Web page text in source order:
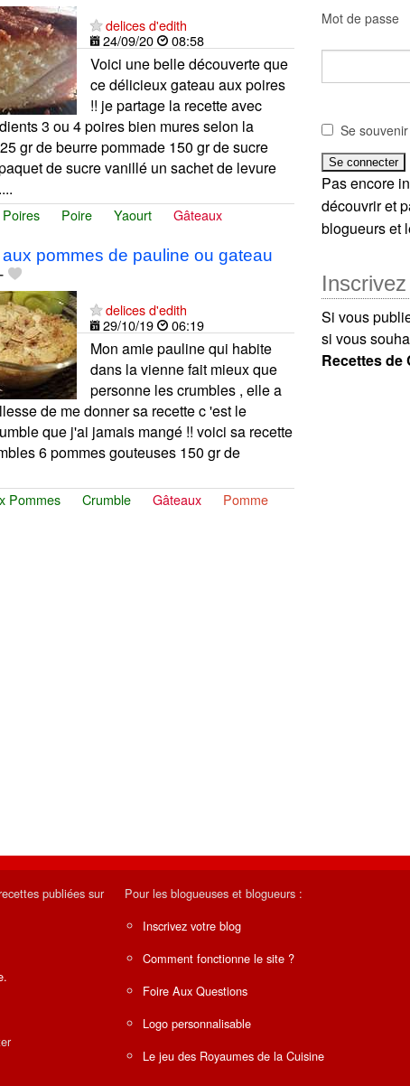
delices d'edith
24/09/20
08:58
Voici une belle découverte que
ce délicieux gateau aux poires
!! je partage la recette avec
3 ou 4 poires bien mures selon la
gr de beurre pommade 150 gr de sucre
de sucre vanillé un sachet de levure
Poire Yaourt Gâteaux
pommes de pauline ou gateau
delices d'edith
29/10/19
06:19
Mon amie pauline qui habite
dans la vienne fait mieux que
personne les crumbles , elle a
de me donner sa recette c 'est le
que j'ai jamais mangé !! voici sa recette
6 pommes gouteuses 150 gr de
Pommes Crumble Gâteaux Pomme
Mot de passe
Se
Pas encore
découvrir et
blogueurs et
Si vous
si vous
Recettes de
publiées sur
Pour les blogueuses et blogueurs :
Inscrivez votre blog
Comment fonctionne le site ?
Foire Aux Questions
Logo personnalisable
Le jeu des Royaumes de la Cuisine